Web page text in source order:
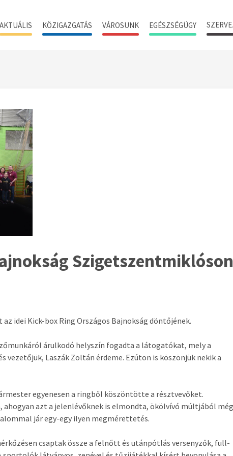
AKTUÁLIS KÖZIGAZGATÁS VÁROSUNK EGÉSZSÉGÜGY
Szigetszentmiklóson
idei Kick-box Ring Országos Bajnokság döntőjének.
árulkodó helyszín fogadta a látogatókat, mely a
Laszák Zoltán érdeme. Ezúton is köszönjük nekik a
egyenesen a ringből köszöntötte a résztvevőket.
ahogyan azt a jelenlévőknek is elmondta, ökölvívó múltjából
jár egy-egy ilyen megmérettetés.
csaptak össze a felnőtt és utánpótlás versenyzők, full-